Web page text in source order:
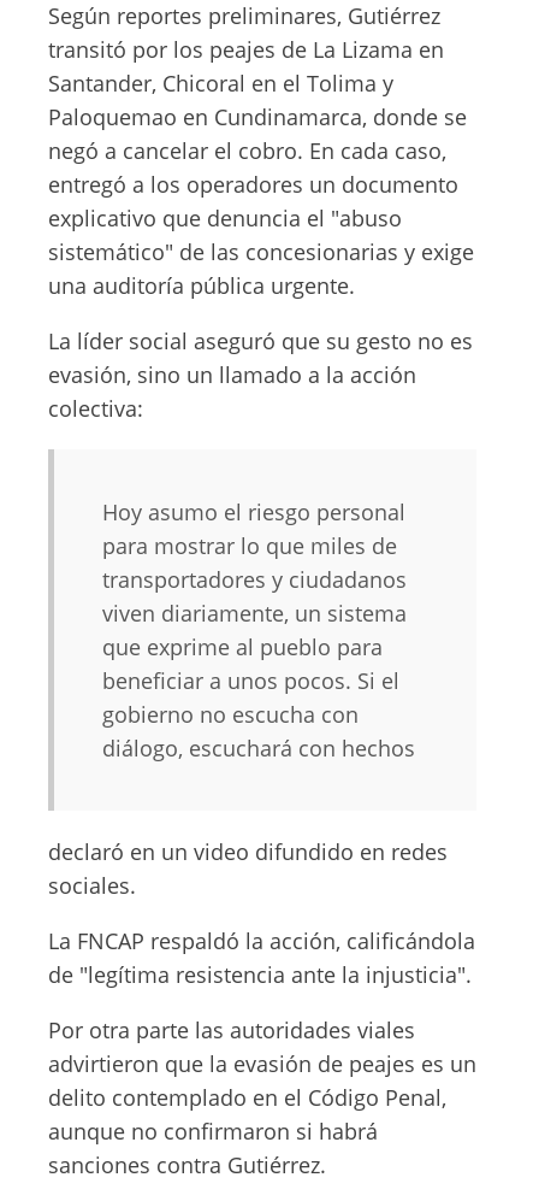
Según reportes preliminares, Gutiérrez
transitó por los peajes de La Lizama en
Santander, Chicoral en el Tolima y
Paloquemao en Cundinamarca, donde se
negó a cancelar el cobro. En cada caso,
entregó a los operadores un documento
explicativo que denuncia el "abuso
sistemático" de las concesionarias y exige
una auditoría pública urgente.
La líder social aseguró que su gesto no es
evasión, sino un llamado a la acción
colectiva:
Hoy asumo el riesgo personal
para mostrar lo que miles de
transportadores y ciudadanos
viven diariamente, un sistema
que exprime al pueblo para
beneficiar a unos pocos. Si el
gobierno no escucha con
diálogo, escuchará con hechos
declaró en un video difundido en redes
sociales.
La FNCAP respaldó la acción, calificándola
de "legítima resistencia ante la injusticia".
Por otra parte las autoridades viales
advirtieron que la evasión de peajes es un
delito contemplado en el Código Penal,
aunque no confirmaron si habrá
sanciones contra Gutiérrez.